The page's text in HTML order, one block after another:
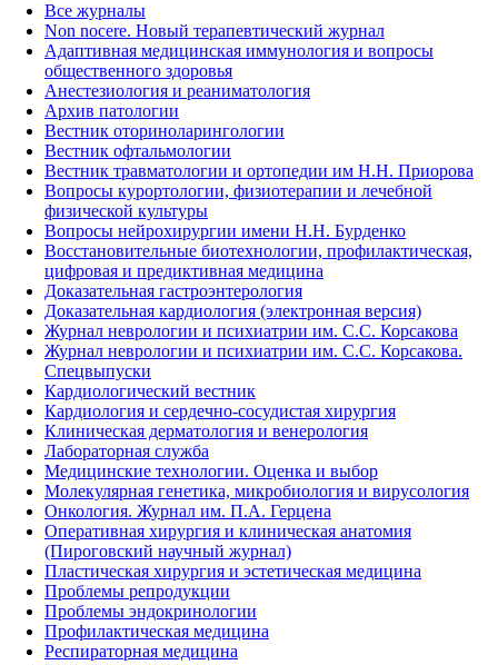
Все журналы
Non nocere. Новый терапевтический журнал
Адаптивная медицинская иммунология и вопросы
общественного здоровья
Анестезиология и реаниматология
Архив патологии
Вестник оториноларингологии
Вестник офтальмологии
Вестник травматологии и ортопедии им Н.Н. Приорова
Вопросы курортологии, физиотерапии и лечебной
физической культуры
Вопросы нейрохирургии имени Н.Н. Бурденко
Восстановительные биотехнологии, профилактическая,
цифровая и предиктивная медицина
Доказательная гастроэнтерология
Доказательная кардиология (электронная версия)
Журнал неврологии и психиатрии им. С.С. Корсакова
Журнал неврологии и психиатрии им. С.С. Корсакова.
Спецвыпуски
Кардиологический вестник
Кардиология и сердечно-сосудистая хирургия
Клиническая дерматология и венерология
Лабораторная служба
Медицинские технологии. Оценка и выбор
Молекулярная генетика, микробиология и вирусология
Онкология. Журнал им. П.А. Герцена
Оперативная хирургия и клиническая анатомия
(Пироговский научный журнал)
Пластическая хирургия и эстетическая медицина
Проблемы репродукции
Проблемы эндокринологии
Профилактическая медицина
Респираторная медицина